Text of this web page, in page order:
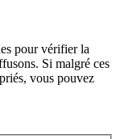
pour vérifier la
Si malgré ces
vous pouvez